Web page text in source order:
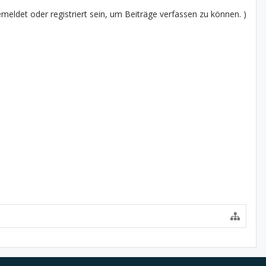
oder registriert sein, um Beiträge verfassen zu können. )